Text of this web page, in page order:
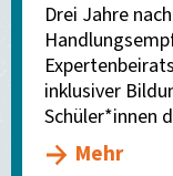
Drei Jahre
inklusiver
Schüler*innen
Mehr